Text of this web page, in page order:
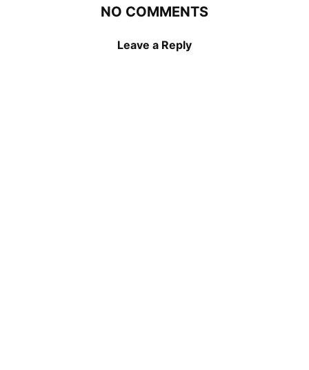
NO COMMENTS
Leave a Reply